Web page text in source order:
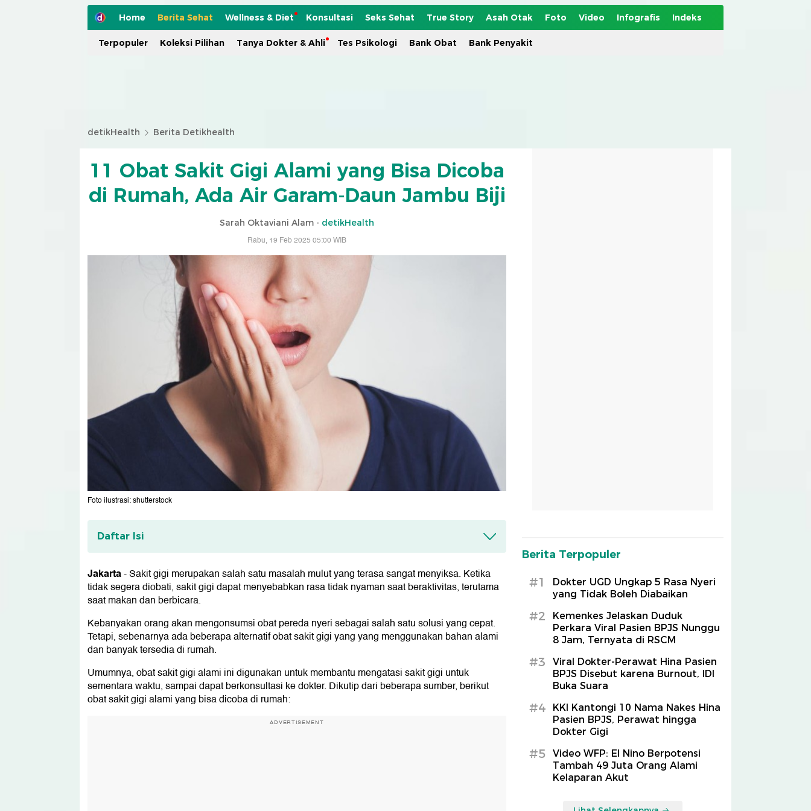
Home Berita Sehat Wellness & Diet Konsultasi Seks Sehat True Story Asah Otak Foto Video Infografis Indeks
Terpopuler Koleksi Pilihan Tanya Dokter & Ahli Tes Psikologi Bank Obat Bank Penyakit
detikHealth Berita Detikhealth
11 Obat Sakit Gigi Alami yang Bisa Dicoba
di Rumah, Ada Air Garam-Daun Jambu Biji
Sarah Oktaviani Alam - detikHealth
Rabu, 19 Feb 2025 05:00 WIB
Foto ilustrasi: shutterstock
Daftar Isi
Obat Sakit Gigi Alami
1. Kumur air garam
2. Bawang putih
3. Ekstrak vanili
4. Peppermint oil
5. Cuka apel
6. Kunyit
7. Kayu manis
8. Teh hijau
10. Lidah buaya
11. Daun jambu biji
Jakarta-Sakit gigi merupakan salah satu masalah mulut yang terasa sangat menyiksa. Ketika
tidak segera diobati, sakit gigi dapat menyebabkan rasa tidak nyaman saat beraktivitas, terutama
saat makan dan berbicara.
Kebanyakan orang akan mengonsumsi obat pereda nyeri sebagai salah satu solusi yang cepat.
Tetapi, sebenarnya ada beberapa alternatif obat sakit gigi yang yang menggunakan bahan alami
dan banyak tersedia di rumah.
Umumnya, obat sakit gigi alami ini digunakan untuk membantu mengatasi sakit gigi untuk
sementara waktu, sampai dapat berkonsultasi ke dokter. Dikutip dari beberapa sumber, berikut
obat sakit gigi alami yang bisa dicoba di rumah:
ADVERTISEMENT
Berita Terpopuler
#1
Dokter UGD Ungkap 5 Rasa Nyeri
yang Tidak Boleh Diabaikan
#2
Kemenkes Jelaskan Duduk
Perkara Viral Pasien BPJS Nunggu
8 Jam, Ternyata di RSCM
#3
Viral Dokter-Perawat Hina Pasien
BPJS Disebut karena Burnout, IDI
Buka Suara
#4
KKI Kantongi 10 Nama Nakes Hina
Pasien BPJS, Perawat hingga
Dokter Gigi
#5
Video WFP: El Nino Berpotensi
Tambah 49 Juta Orang Alami
Kelaparan Akut